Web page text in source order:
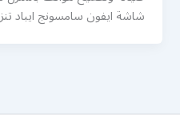
شاشة ايفون سامسونج ايباد